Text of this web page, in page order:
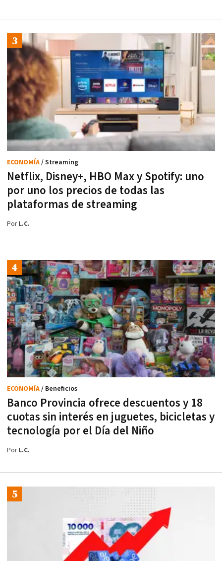
Netflix, Disney+, HBO Max y Spotify: uno
por uno los precios de todas las
plataformas de streaming
ECONOMÍA/ Streaming
PorL.C.
Banco Provincia ofrece descuentos y 18
cuotas sin interés en juguetes, bicicletas y
tecnología por el Día del Niño
ECONOMÍA/ Beneficios
PorL.C.